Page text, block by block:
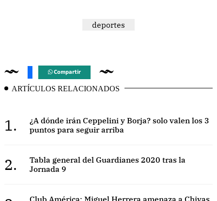
deportes
Compartir
ARTÍCULOS RELACIONADOS
1.
¿A dónde irán Ceppelini y Borja? solo valen los 3
puntos para seguir arriba
2.
Tabla general del Guardianes 2020 tras la
Jornada 9
Club América: Miguel Herrera amenaza a Chivas